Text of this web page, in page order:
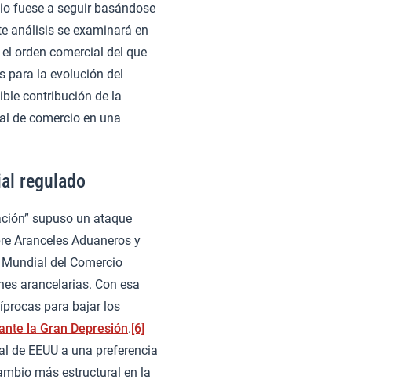
fuese a seguir basándose
análisis se examinará en
orden comercial del que
para la evolución del
contribución de la
de comercio en una
regulado
supuso un ataque
Aranceles Aduaneros y
del Comercio
arancelarias. Con esa
para bajar los
la Gran Depresión. [6]
de EEUU a una preferencia
más estructural en la